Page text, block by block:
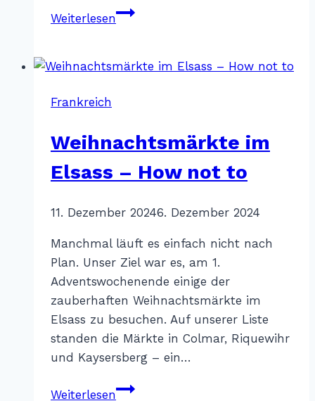
WeiterlesenSheraton
–
Frankreich
Weihnachtsmärkte im
Elsass – How not to
VonKatharina
11. Dezember 20246. Dezember 2024
Manchmal läuft es einfach nicht nach
Plan. Unser Ziel war es, am 1.
Adventswochenende einige der
zauberhaften Weihnachtsmärkte im
Elsass zu besuchen. Auf unserer Liste
standen die Märkte in Colmar, Riquewihr
und Kaysersberg – ein…
WeiterlesenWeihnachtsmärkte